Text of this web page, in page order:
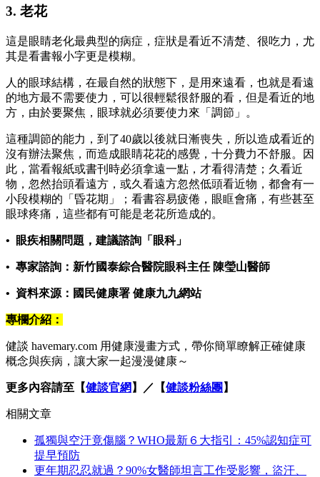
3. 老花
這是眼睛老化最典型的病症，症狀是看近不清楚、很吃力，尤
其是看書報小字更是模糊。
人的眼球結構，在最自然的狀態下，是用來遠看，也就是看遠
的地方最不需要使力，可以很輕鬆很舒服的看，但是看近的地
方，由於要聚焦，眼球就必須要使力來「調節」。
這種調節的能力，到了40歲以後就日漸喪失，所以造成看近的
沒有辦法聚焦，而造成眼睛花花的感覺，十分費力不舒服。因
此，當看報紙或書刊時必須拿遠一點，才看得清楚；久看近
物，忽然抬頭看遠方，或久看遠方忽然低頭看近物，都會有一
小段模糊的「昏花期」；看書容易疲倦，眼眶會痛，有些甚至
眼球疼痛，這些都有可能是老花所造成的。
• 眼疾相關問題，建議諮詢「眼科」
• 專家諮詢：新竹國泰綜合醫院眼科主任 陳瑩山醫師
• 資料來源：國民健康署 健康九九網站
專欄介紹：
健談 havemary.com 用健康漫畫方式，帶你簡單瞭解正確健康
概念與疾病，讓大家一起漫漫健康～
更多內容請至【健談官網 】／【健談粉絲團 】
相關文章
孤獨與空汙竟傷腦？WHO最新６大指引：45%認知症可
提早預防
更年期忍忍就過？90%女醫師坦言工作受影響，盜汗、